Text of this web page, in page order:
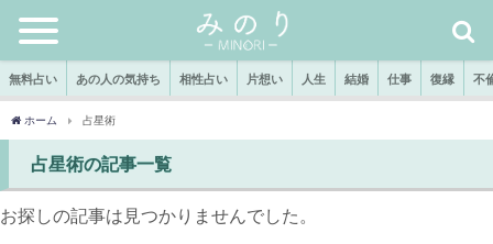
無料占い あの人の気持ち 相性占い 片想い 人生 結婚 仕事 復縁 不
ホーム 占星術
占星術の記事一覧
お探しの記事は見つかりませんでした。